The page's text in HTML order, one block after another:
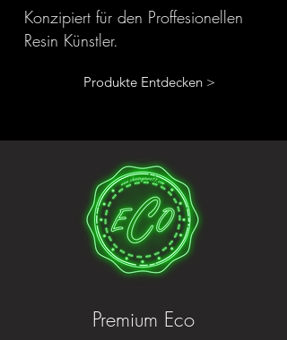
Konzipiert für den Proffesionellen
Resin Künstler.
Produkte Entdecken >
Premium Eco